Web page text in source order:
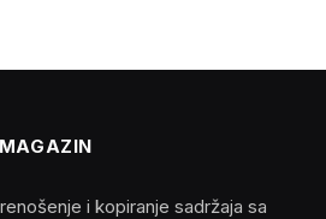
i kopiranje sadržaja sa